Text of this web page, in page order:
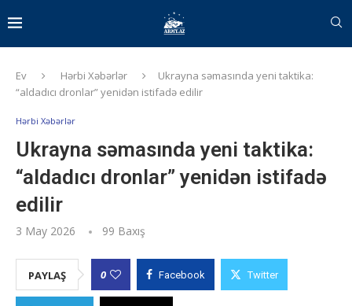
Ev Hərbi Xəbərlər
Ukrayna səmasında yeni taktika:
“aldadıcı dronlar” yenidən istifadə edilir
Hərbi Xəbərlər
Ukrayna səmasında yeni taktika:
“aldadıcı dronlar” yenidən istifadə
edilir
3 May 2026 99 Baxış
PAYLAŞ 0 Facebook Twitter